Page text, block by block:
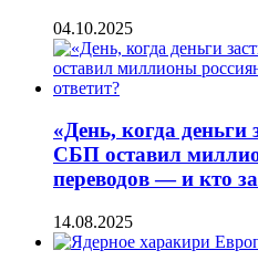
04.10.2025
«День, когда
СБП оставил
переводов — и кто за
14.08.2025